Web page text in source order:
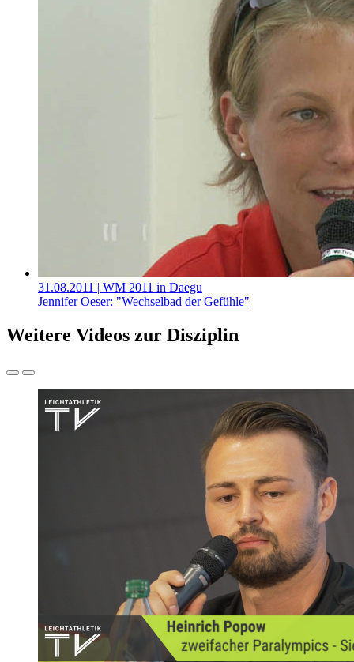
31.08.2011 | WM 2011 in Daegu
Jennifer Oeser: "Wechselbad der Gefühle"
Weitere Videos zur Disziplin